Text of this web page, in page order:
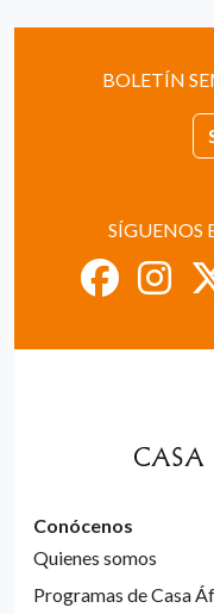
BOLETÍN
SÍGUENOS
Conócenos
Quienes somos
Programas de Casa